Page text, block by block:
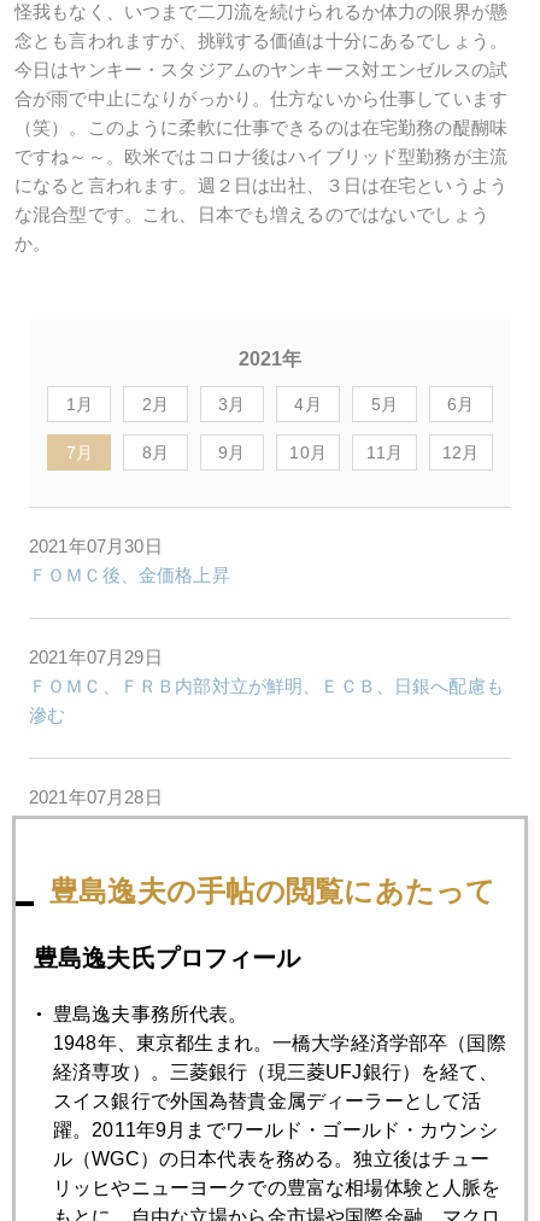
怪我もなく、いつまで二刀流を続けられるか体力の限界が懸
念とも言われますが、挑戦する価値は十分にあるでしょう。
今日はヤンキー・スタジアムのヤンキース対エンゼルスの試
合が雨で中止になりがっかり。仕方ないから仕事しています
（笑）。このように柔軟に仕事できるのは在宅勤務の醍醐味
ですね～～。欧米ではコロナ後はハイブリッド型勤務が主流
になると言われます。週２日は出社、３日は在宅というよう
な混合型です。これ、日本でも増えるのではないでしょう
か。
2021年
1月 2月 3月 4月 5月 6月
7月 8月 9月 10月 11月 12月
2021年07月30日
ＦＯＭＣ後、金価格上昇
2021年07月29日
ＦＯＭＣ、ＦＲＢ内部対立が鮮明、ＥＣＢ、日銀へ配慮も
滲む
2021年07月28日
ダイヤモンドは運用対象になるか
2021年07月27日
2021年07月26日
やはり「金の威力」発揮
2021年07月21日
ワクチン、２回接種では不十分
豊島逸夫の手帖の閲覧にあたって
豊島逸夫氏プロフィール
豊島逸夫事務所代表。
1948年、東京都生まれ。一橋大学経済学部卒（国際
経済専攻）。三菱銀行（現三菱UFJ銀行）を経て、
スイス銀行で外国為替貴金属ディーラーとして活
躍。2011年9月までワールド・ゴールド・カウンシ
ル（WGC）の日本代表を務める。独立後はチュー
リッヒやニューヨークでの豊富な相場体験と人脈を
もとに、自由な立場から金市場や国際金融、マクロ